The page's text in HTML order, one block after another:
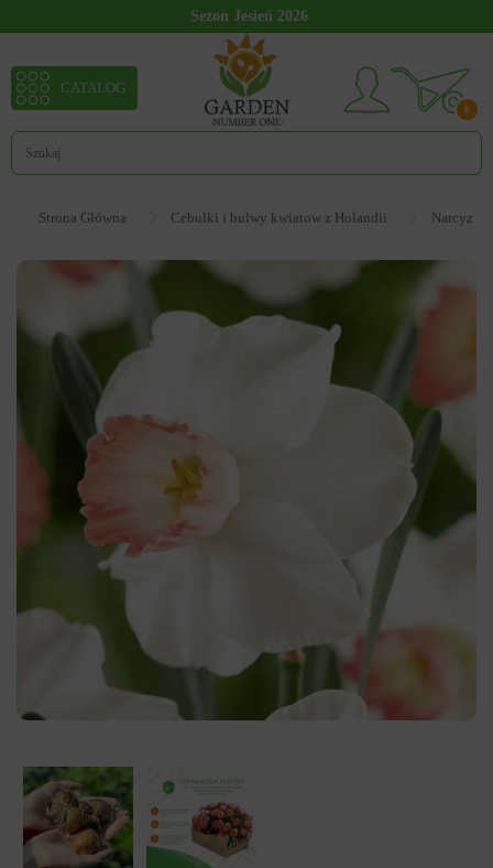
Sezon Jesień 2026
0
CATALOG
Strona Główna Cebulki i bulwy kwiatow z Holandii Narcyz -